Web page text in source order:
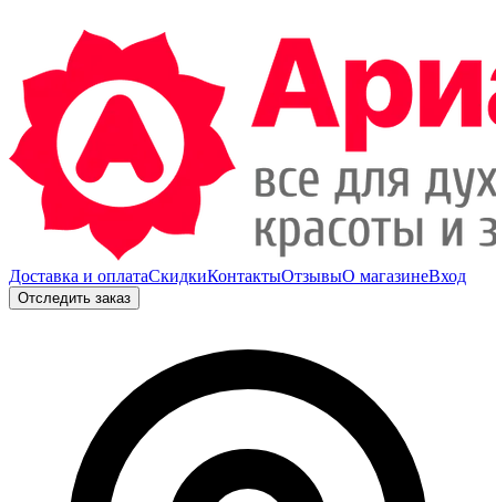
Доставка и оплатаСкидкиКонтактыОтзывыО магазинеВход
Отследить заказ